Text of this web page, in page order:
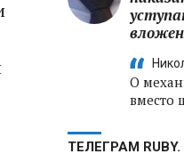
О
вместо
ТЕЛЕГРАМ